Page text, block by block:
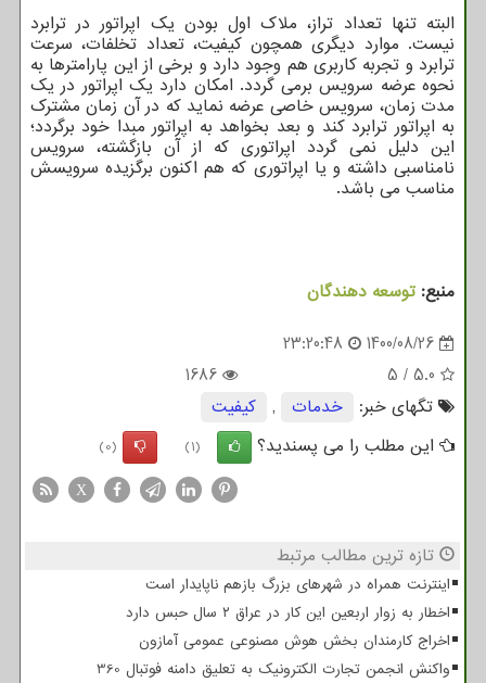
البته تنها تعداد تراز، ملاک اول بودن یک اپراتور در ترابرد
نیست. موارد دیگری همچون کیفیت، تعداد تخلفات، سرعت
ترابرد و تجربه کاربری هم وجود دارد و برخی از این پارامترها به
نحوه عرضه سرویس برمی گردد. امکان دارد یک اپراتور در یک
مدت زمان، سرویس خاصی عرضه نماید که در آن زمان مشترک
به اپراتور ترابرد کند و بعد بخواهد به اپراتور مبدا خود برگردد؛
این دلیل نمی گردد اپراتوری که از آن بازگشته، سرویس
نامناسبی داشته و یا اپراتوری که هم اکنون برگزیده سرویسش
مناسب می باشد.
منبع: توسعه دهندگان
1400/08/26
23:20:48
5.0
/
5
1686
تگهای خبر:
خدمات ,
كیفیت
این مطلب را می پسندید؟
(1)
(0)
X
تازه ترین مطالب مرتبط
اینترنت همراه در شهرهای بزرگ بازهم ناپایدار است
اخطار به زوار اربعین این کار در عراق ۲ سال حبس دارد
اخراج کارمندان بخش هوش مصنوعی عمومی آمازون
واکنش انجمن تجارت الکترونیک به تعلیق دامنه فوتبال 360